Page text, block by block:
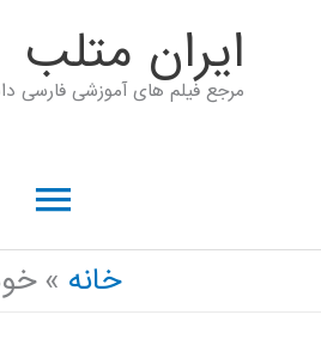
ايران متلب
مرجع فیلم های آموزشی فارسی
خانه